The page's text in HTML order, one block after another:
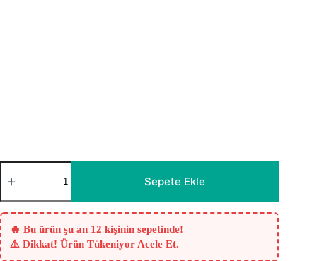
Armida
Düz
Fon
Perde
–
Füme
Rengi
Sepete Ekle
🔥 Bu ürün şu an 12 kişinin sepetinde!
⚠️ Dikkat! Ürün Tükeniyor Acele Et.